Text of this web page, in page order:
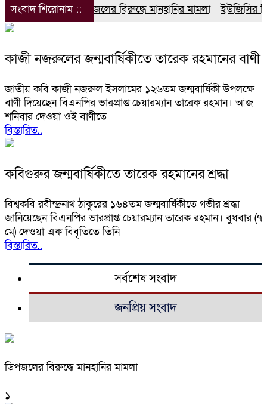
সংবাদ শিরোনাম ::ডিপজলের বিরুদ্ধে মানহানির মামলা ইউজিসির তিন
কাজী নজরুলের জন্মবার্ষিকীতে তারেক রহমানের বাণী
জাতীয় কবি কাজী নজরুল ইসলামের ১২৬তম জন্মবার্ষিকী উপলক্ষে
বাণী দিয়েছেন বিএনপির ভারপ্রাপ্ত চেয়ারম্যান তারেক রহমান। আজ
শনিবার দেওয়া ওই বাণীতে
বিস্তারিত..
কবিগুরুর জন্মবার্ষিকীতে তারেক রহমানের শ্রদ্ধা
বিশ্বকবি রবীন্দ্রনাথ ঠাকুরের ১৬৪তম জন্মবার্ষিকীতে গভীর শ্রদ্ধা
জানিয়েছেন বিএনপির ভারপ্রাপ্ত চেয়ারম্যান তারেক রহমান। বুধবার (৭
মে) দেওয়া এক বিবৃতিতে তিনি
বিস্তারিত..
সর্বশেষ সংবাদ
জনপ্রিয় সংবাদ
ডিপজলের বিরুদ্ধে মানহানির মামলা
১